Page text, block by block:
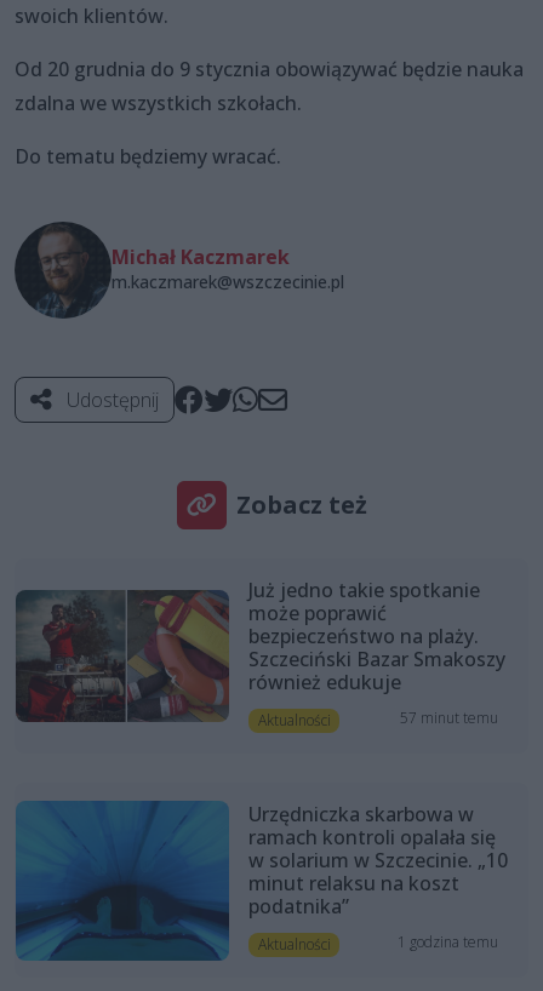
swoich klientów.
Od 20 grudnia do 9 stycznia obowiązywać będzie nauka
zdalna we wszystkich szkołach.
Do tematu będziemy wracać.
Michał Kaczmarek
m.kaczmarek@wszczecinie.pl
Udostępnij
Zobacz też
Już jedno takie spotkanie
może poprawić
bezpieczeństwo na plaży.
Szczeciński Bazar Smakoszy
również edukuje
Aktualności 57 minut temu
Urzędniczka skarbowa w
ramach kontroli opalała się
w solarium w Szczecinie. „10
minut relaksu na koszt
podatnika”
Aktualności 1 godzina temu